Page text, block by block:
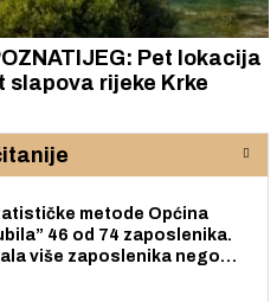
Pet lokacija
rijeke Krke
metode Općina
46 od 74 zaposlenika.
više zaposlenika nego